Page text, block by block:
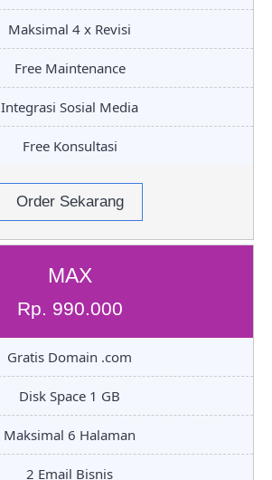
Maksimal 4 x Revisi
Free Maintenance
Integrasi Sosial Media
Free Konsultasi
Order Sekarang
MAX
Rp. 990.000
Gratis Domain .com
Disk Space 1 GB
Maksimal 6 Halaman
2 Email Bisnis